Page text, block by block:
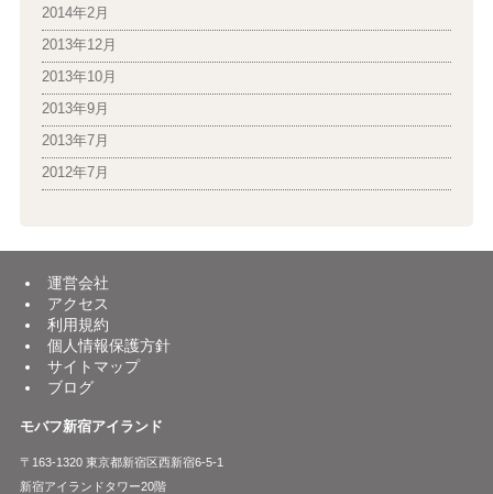
2014年2月
2013年12月
2013年10月
2013年9月
2013年7月
2012年7月
運営会社
アクセス
利用規約
個人情報保護方針
サイトマップ
ブログ
モバフ新宿アイランド
〒163-1320 東京都新宿区西新宿6-5-1
新宿アイランドタワー20階